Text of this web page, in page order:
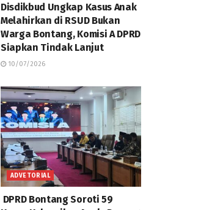
Disdikbud Ungkap Kasus Anak
Melahirkan di RSUD Bukan
Warga Bontang, Komisi A DPRD
Siapkan Tindak Lanjut
10/07/2026
ADVETORIAL
DPRD Bontang Soroti 59